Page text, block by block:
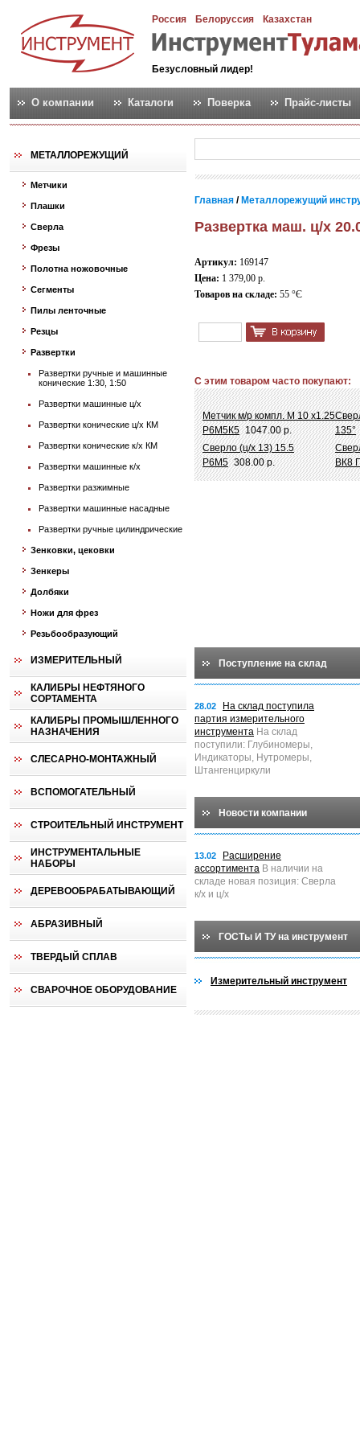
Россия Белоруссия Казахстан
Безусловный лидер!
О компании Каталоги Поверка Прайс-листы
МЕТАЛЛОРЕЖУЩИЙ
Метчики
Плашки
Сверла
Фрезы
Полотна ножовочные
Сегменты
Пилы ленточные
Резцы
Развертки
Развертки ручные и машинные
конические 1:30, 1:50
Развертки машинные ц/х
Развертки конические ц/х КМ
Развертки конические к/х КМ
Развертки машинные к/х
Развертки разжимные
Развертки машинные насадные
Развертки ручные цилиндрические
Зенковки, цековки
Зенкеры
Долбяки
Ножи для фрез
Резьбообразующий
ИЗМЕРИТЕЛЬНЫЙ
КАЛИБРЫ НЕФТЯНОГО
СОРТАМЕНТА
КАЛИБРЫ ПРОМЫШЛЕННОГО
НАЗНАЧЕНИЯ
СЛЕСАРНО-МОНТАЖНЫЙ
ВСПОМОГАТЕЛЬНЫЙ
СТРОИТЕЛЬНЫЙ ИНСТРУМЕНТ
ИНСТРУМЕНТАЛЬНЫЕ
НАБОРЫ
ДЕРЕВООБРАБАТЫВАЮЩИЙ
АБРАЗИВНЫЙ
ТВЕРДЫЙ СПЛАВ
СВАРОЧНОЕ ОБОРУДОВАНИЕ
Главная / Металлорежущий
Развертка маш. ц/х
Артикул: 169147
Цена: 1 379,00 р.
Товаров на складе: 55 °Є
С этим товаром часто покупают:
Метчик м/р компл. М 10 х1.25
Р6М5К5 1047.00 р.
135°
Сверло (ц/х 13) 15.5
Р6М5 308.00 р.
ВК8
Поступление на склад
28.02
На склад поступила
партия измерительного
инструмента На склад
поступили: Глубиномеры,
Индикаторы, Нутромеры,
Штангенциркули
Новости компании
13.02
Расширение
ассортимента В наличии на
складе новая позиция: Сверла
к/х и ц/х
ГОСТы И ТУ на инструмент
Измерительный инструмент